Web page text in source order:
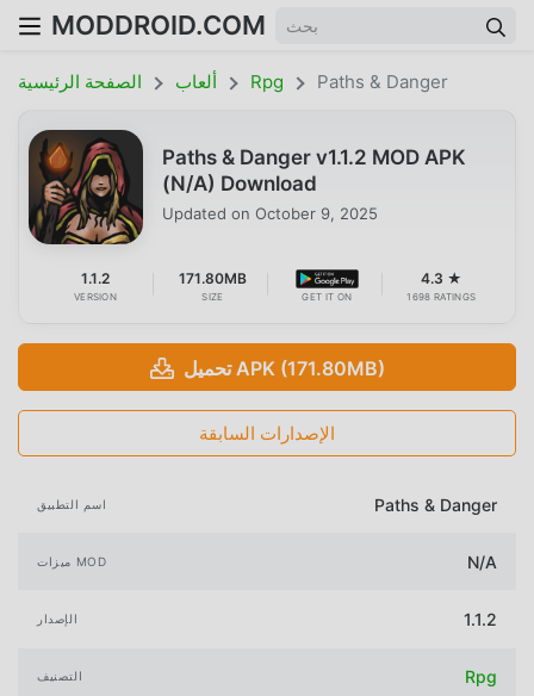
MODDROID.COM
الصفحة الرئيسية ألعاب Rpg Paths & Danger
Paths & Danger v1.1.2 MOD APK
(N/A) Download
Updated on October 9, 2025
1.1.2
VERSION
171.80MB
SIZE GET IT ON
4.3 ★
1698 RATINGS
تحميل APK (171.80MB)
الإصدارات السابقة
اسم التطبيق Paths & Danger
ميزات MOD N/A
الإصدار 1.1.2
التصنيف Rpg